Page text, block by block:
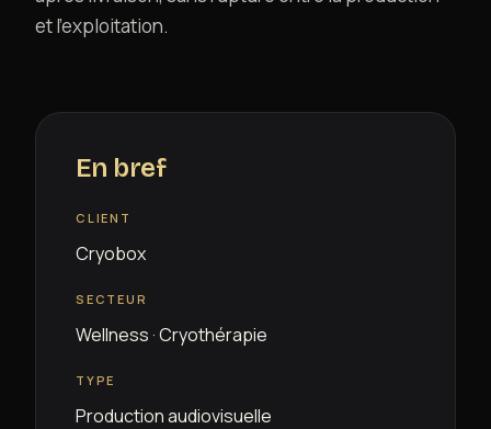
et l'exploitation.
En bref
CLIENT
Cryobox
SECTEUR
Wellness · Cryothérapie
TYPE
Production audiovisuelle